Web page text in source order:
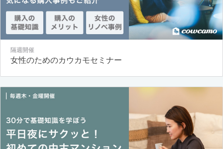
隔週開催
女性のためのカウカモセミナー